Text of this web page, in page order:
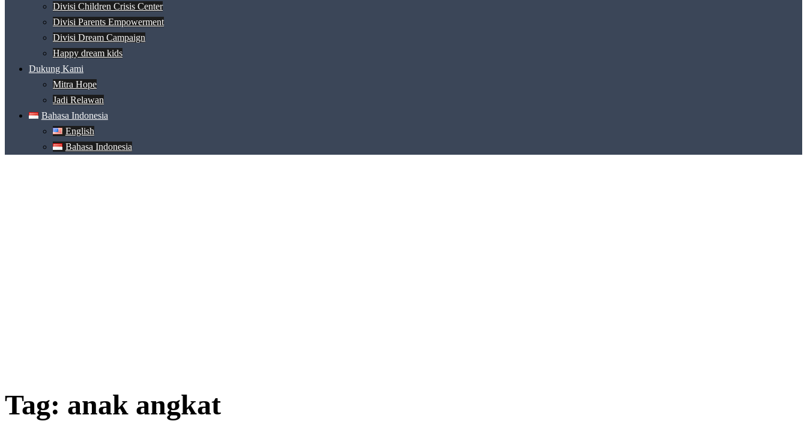
Divisi Children Crisis Center
Divisi Parents Empowerment
Divisi Dream Campaign
Happy dream kids
Dukung Kami
Mitra Hope
Jadi Relawan
Bahasa Indonesia
English
Bahasa Indonesia
Tag: anak angkat